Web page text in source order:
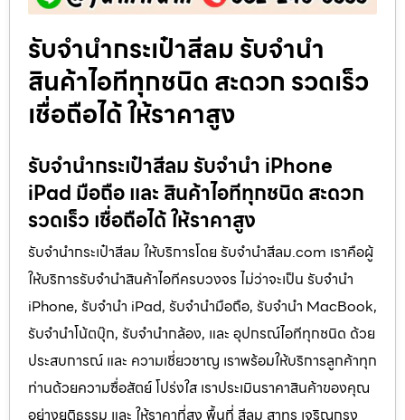
รับจำนำกระเป๋าสีลม รับจำนำ
สินค้าไอทีทุกชนิด สะดวก รวดเร็ว
เชื่อถือได้ ให้ราคาสูง
รับจำนำกระเป๋าสีลม รับจำนำ iPhone
iPad มือถือ และ สินค้าไอทีทุกชนิด สะดวก
รวดเร็ว เชื่อถือได้ ให้ราคาสูง
รับจำนำกระเป๋าสีลม ให้บริการโดย รับจํานําสีลม.com เราคือผู้
ให้บริการรับจำนำสินค้าไอทีครบวงจร ไม่ว่าจะเป็น รับจำนำ
iPhone, รับจำนำ iPad, รับจำนำมือถือ, รับจำนำ MacBook,
รับจำนำโน้ตบุ๊ก, รับจำนำกล้อง, และ อุปกรณ์ไอทีทุกชนิด ด้วย
ประสบการณ์ และ ความเชี่ยวชาญ เราพร้อมให้บริการลูกค้าทุก
ท่านด้วยความซื่อสัตย์ โปร่งใส เราประเมินราคาสินค้าของคุณ
อย่างยุติธรรม และ ให้ราคาที่สูง พื้นที่ สีลม สาทร เจริญกรุง